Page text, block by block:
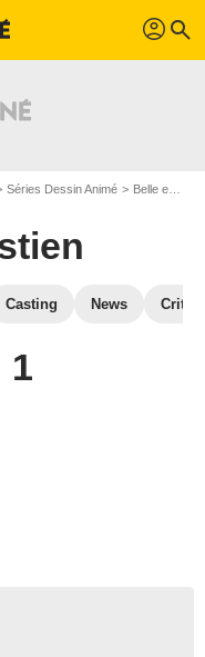
profil search
Séries Dessin Animé Belle et Sébastien
Casting News
1